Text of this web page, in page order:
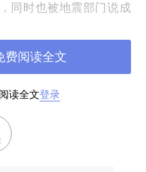
同时也被地震部门说成
简称 波、慢波）两类，
播速度为
）速度慢（地壳中传播速
力大。
读全文登录
费阅读全文